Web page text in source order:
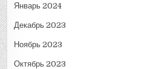
Январь 2024
Декабрь 2023
Ноябрь 2023
Октябрь 2023